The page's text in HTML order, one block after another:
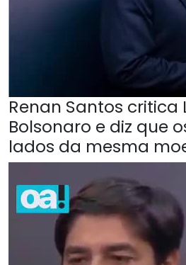
Renan Santos critica
Bolsonaro e diz que
lados da mesma